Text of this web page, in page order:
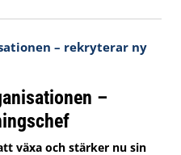
–
växa och stärker nu sin